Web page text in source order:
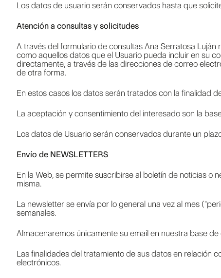
Los datos de usuario serán conservados hasta que
Atención a consultas y solicitudes
A través del formulario de consultas Ana Serratosa
como aquellos datos que el Usuario pueda incluir en su
directamente, a través de las direcciones de correo
de otra forma.
En estos casos los datos serán tratados con la finalidad
La aceptación y consentimiento del interesado son la
Los datos de Usuario serán conservados durante un
Envío de NEWSLETTERS
En la Web, se permite suscribirse al boletín de noticias o
misma.
La newsletter se envía por lo general una vez al mes
semanales.
Almacenaremos únicamente su email en nuestra base
Las finalidades del tratamiento de sus datos en relación
electrónicos.